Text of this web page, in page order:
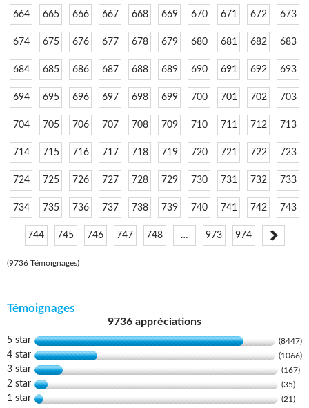
664 665 666 667 668 669 670 671 672 673
674 675 676 677 678 679 680 681 682 683
684 685 686 687 688 689 690 691 692 693
694 695 696 697 698 699 700 701 702 703
704 705 706 707 708 709 710 711 712 713
714 715 716 717 718 719 720 721 722 723
724 725 726 727 728 729 730 731 732 733
734 735 736 737 738 739 740 741 742 743
744 745 746 747 748 … 973 974
(9736 Témoignages)
Témoignages
9736 appréciations
5 star (8447)
4 star (1066)
3 star (167)
2 star (35)
1 star (21)